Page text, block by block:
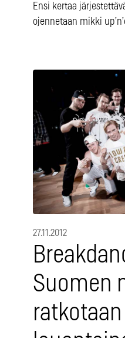
Ensi kertaa
ojennetaan mikki
27.11.2012
Suomen
ratkotaan